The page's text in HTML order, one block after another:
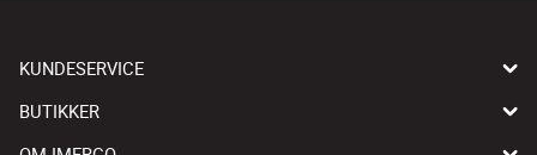
KUNDESERVICE
BUTIKKER